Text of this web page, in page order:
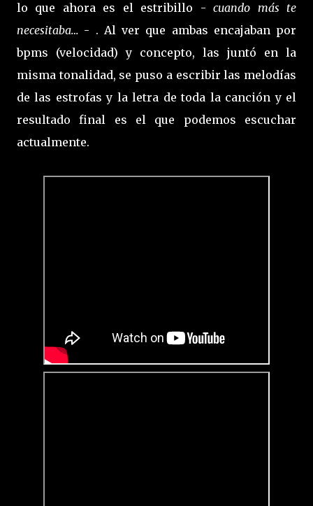
lo que ahora es el estribillo -cuando más te
necesitaba… - . Al ver que ambas encajaban por
bpms (velocidad) y concepto, las juntó en la
misma tonalidad, se puso a escribir las melodías
de las estrofas y la letra de toda la canción y el
resultado final es el que podemos escuchar
actualmente.